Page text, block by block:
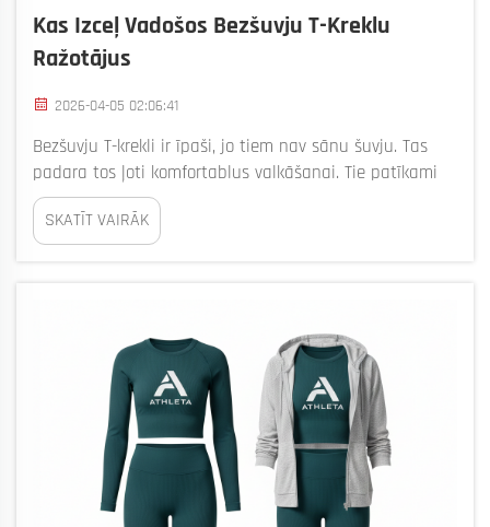
Kas Izceļ Vadošos Bezšuvju T-Kreklu
Ražotājus
2026-04-05 02:06:41
Bezšuvju T-krekli ir īpaši, jo tiem nav sānu šuvju. Tas
padara tos ļoti komfortablus valkāšanai. Tie patīkami
jūtas uz ādas un labi piegul. Daudzi cilvēki patīk
bezšuvju T-krekli, jo tie izskatās labi un tajos var viegli
kustēties. Apģērbu ražošanā...
SKATĪT VAIRĀK